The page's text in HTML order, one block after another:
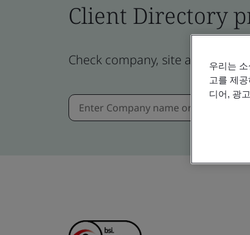
Client Directory
Check company, site and우리는
고를 제
디어, 광